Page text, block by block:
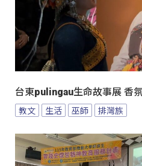
台東pulingau生命故事展 香
教文 生活 巫師 排灣族